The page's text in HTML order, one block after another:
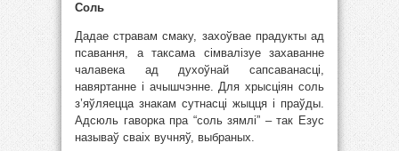
Соль
Дадае стравам смаку, захоўвае прадукты ад
псавання, а таксама сімвалізуе захаванне
чалавека ад духоўнай сапсаванасці,
навяртанне і ачышчэнне. Для хрысціян соль
з’яўляецца знакам сутнасці жыцця і праўды.
Адсюль гаворка пра “соль зямлі” – так Езус
называў сваіх вучняў, выбраных.